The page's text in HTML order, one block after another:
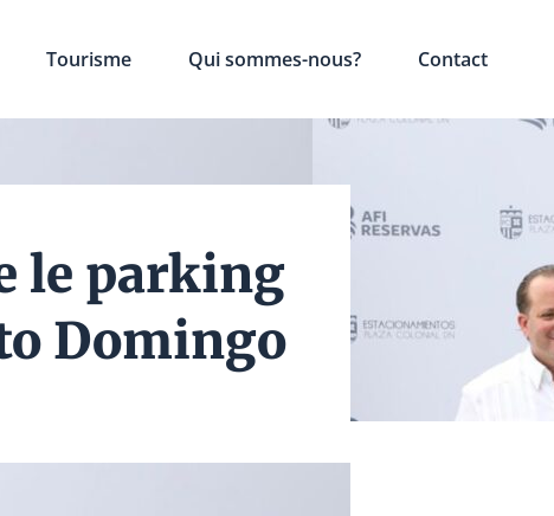
Tourisme Qui sommes-nous? Contact
le parking
Domingo